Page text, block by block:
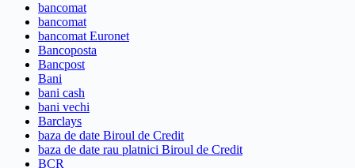
bancomat
bancomat
bancomat Euronet
Bancoposta
Bancpost
Bani
bani cash
bani vechi
Barclays
baza de date Biroul de Credit
baza de date rau platnici Biroul de Credit
BCR